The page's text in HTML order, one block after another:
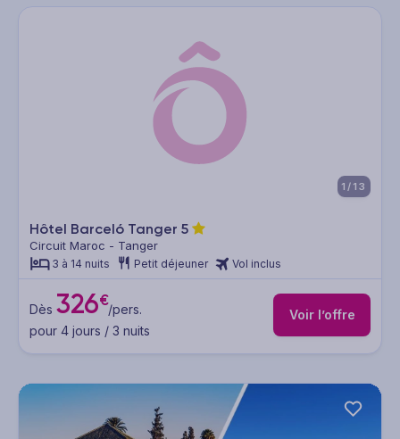
1/13
Hôtel Barceló Tanger 5
Circuit Maroc - Tanger
3 à 14 nuits Petit déjeuner Vol inclus
Dès 326€/pers.
pour 4 jours / 3 nuits
Voir l’offre